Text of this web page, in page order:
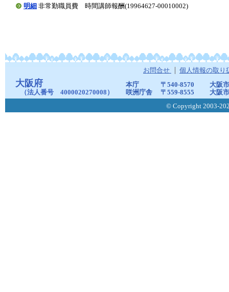
明細 非常勤職員費 時間講師報酬(19964627-00010002)
お問合せ 個人情報の取り
大阪府
（法人番号 4000020270008）
本庁 〒540-8570
大阪
咲洲庁舎
〒559-8555
大阪
© Copyright 2003-